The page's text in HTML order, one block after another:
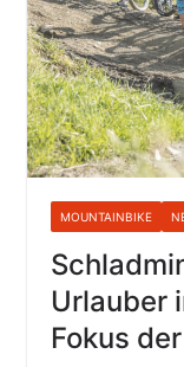
MOUNTAINBIKE
Urlauber
Fokus